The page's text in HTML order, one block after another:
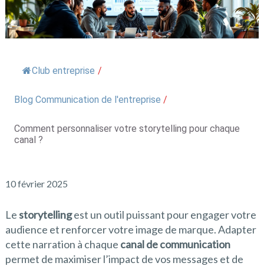
Club entreprise /
Blog Communication de l'entreprise /
Comment personnaliser votre storytelling pour chaque
canal ?
10 février 2025
Lestorytellingest un outil puissant pour engager votre
audience et renforcer votre image de marque. Adapter
cette narration à chaque canal de communication
permet de maximiser l’impact de vos messages et de